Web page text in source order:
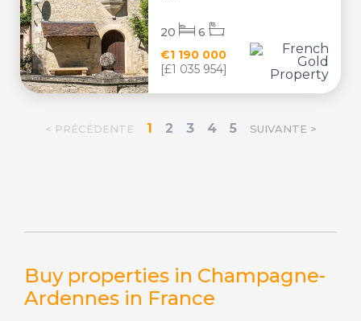
Buy properties in Champagne-
Ardennes in France
€1 190 000
[£1 035 954]
20 6
< PRÉCÉDENTE 1 2 3 4 5 SUIVANTE >